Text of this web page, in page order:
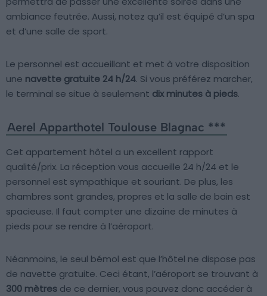
ambiance feutrée. Aussi, notez qu’il est équipé d’un spa
et d’une salle de sport.
Le personnel est accueillant et met à votre disposition
une navette gratuite 24 h/24. Si vous préférez marcher,
le terminal se situe à seulement dix minutes à pieds.
Aerel Apparthotel Toulouse Blagnac ***
Cet appartement hôtel a un excellent rapport
qualité/prix. La réception vous accueille 24 h/24 et le
personnel est sympathique et souriant. De plus, les
chambres sont grandes, propres et la salle de bain est
spacieuse. Il faut compter une dizaine de minutes à
pieds pour se rendre à l’aéroport.
Néanmoins, le seul bémol est que l’hôtel ne dispose pas
de navette gratuite. Ceci étant, l’aéroport se trouvant à
300 mètres de ce dernier, vous pouvez donc accéder à